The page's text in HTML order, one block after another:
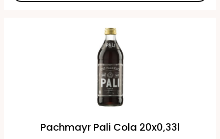
Pachmayr Pali Cola 20x0,33l